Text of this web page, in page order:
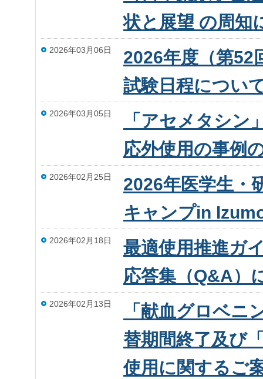
状と展望 の周知
2026年03月06日
2026年度（第52
試験日程につい
2026年03月05日
「アセメタシン
応外使用の事例
2026年02月25日
2026年医学生・
キャンプin
2026年02月18日
最適使用推進ガ
応答集（Q&A）
2026年02月13日
「献血グロベ
替期間終了及び
使用に関するご